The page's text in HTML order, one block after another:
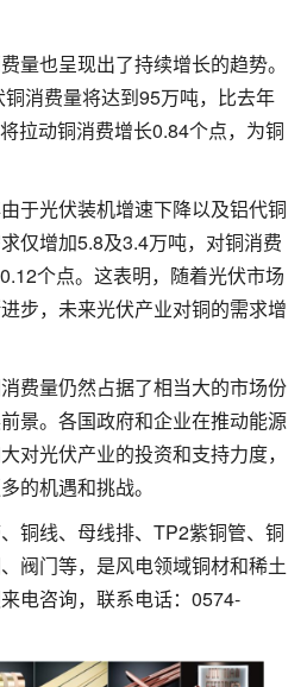
量也呈现出了持续增长的趋势。
消费量将达到95万吨，比去年
拉动铜消费增长0.84个点，为铜
于光伏装机增速下降以及铝代铜
仅增加5.8及3.4万吨，对铜消费
个点。这表明，随着光伏市场
步，未来光伏产业对铜的需求增
费量仍然占据了相当大的市场份
景。各国政府和企业在推动能源
对光伏产业的投资和支持力度，
的机遇和挑战。
铜线、母线排、TP2紫铜管、铜
阀门等，是风电领域铜材和稀土
电咨询，联系电话：0574-